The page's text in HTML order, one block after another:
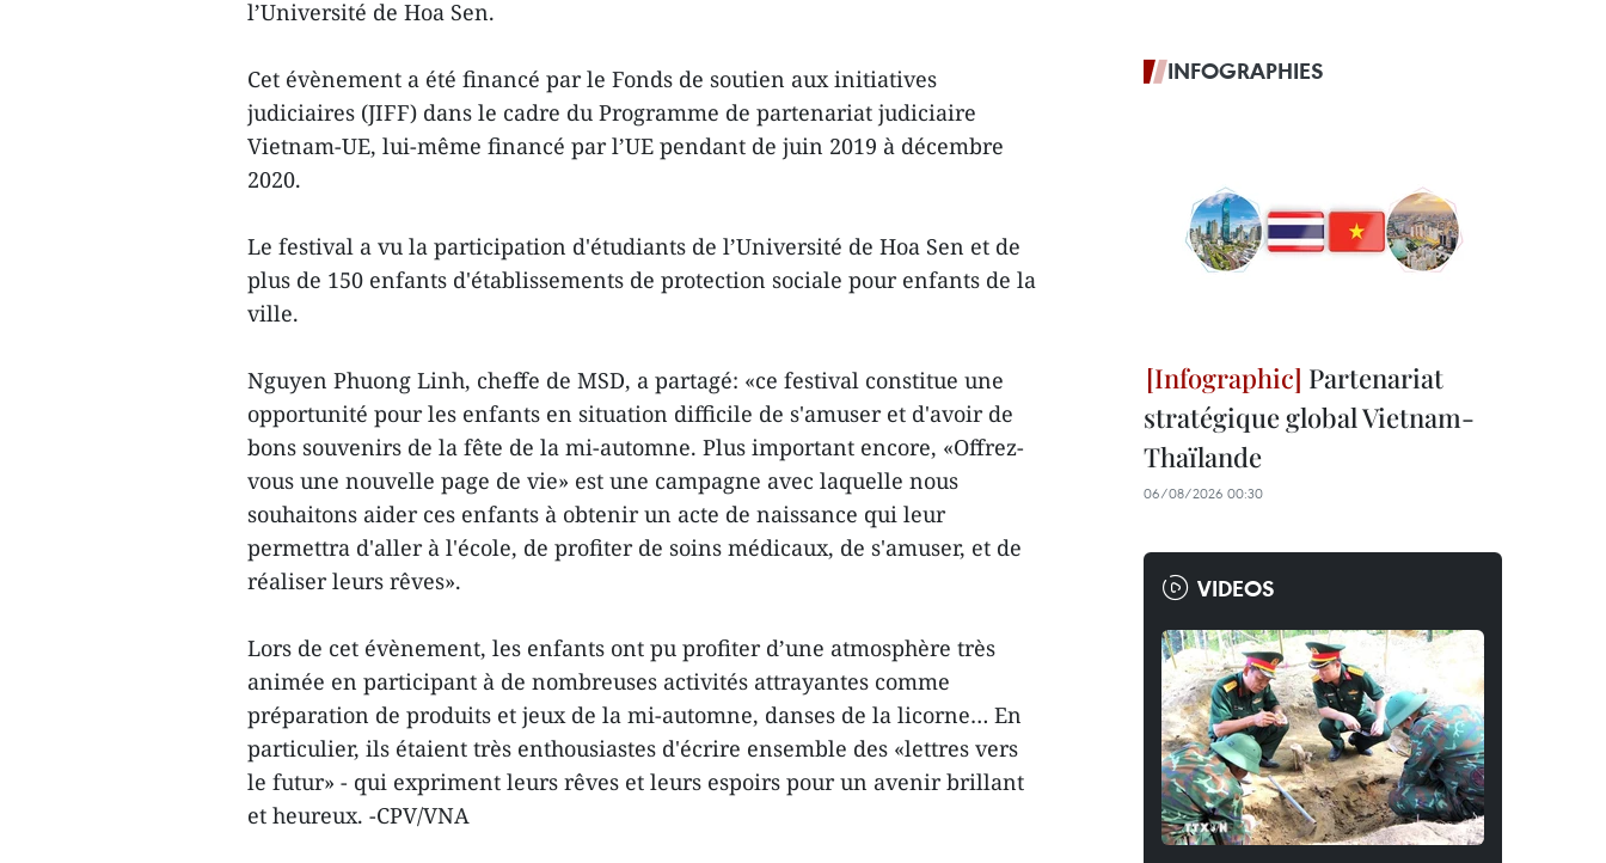
l’Université de Hoa Sen.
Cet évènement a été financé par le Fonds de soutien aux initiatives
judiciaires (JIFF) dans le cadre du Programme de partenariat judiciaire
Vietnam-UE, lui-même financé par l’UE pendant de juin 2019 à décembre
2020.
Le festival a vu la participation d'étudiants de l’Université de Hoa Sen et de
plus de 150 enfants d'établissements de protection sociale pour enfants de la
ville.
Nguyen Phuong Linh, cheffe de MSD, a partagé: «ce festival constitue une
opportunité pour les enfants en situation difficile de s'amuser et d'avoir de
bons souvenirs de la fête de la mi-automne. Plus important encore, «Offrez-
vous une nouvelle page de vie» est une campagne avec laquelle nous
souhaitons aider ces enfants à obtenir un acte de naissance qui leur
permettra d'aller à l'école, de profiter de soins médicaux, de s'amuser, et de
réaliser leurs rêves».
Lors de cet évènement, les enfants ont pu profiter d’une atmosphère très
animée en participant à de nombreuses activités attrayantes comme
préparation de produits et jeux de la mi-automne, danses de la licorne… En
particulier, ils étaient très enthousiastes d'écrire ensemble des «lettres vers
le futur» - qui expriment leurs rêves et leurs espoirs pour un avenir brillant
et heureux. -CPV/VNA
INFOGRAPHIES
Partenariat
stratégique global Vietnam-
Thaïlande
06/08/2026 00:30
VIDEOS